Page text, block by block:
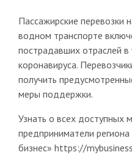
Пассажирские
водном транспорте
пострадавших отраслей в
коронавируса.
получить
меры поддержки.
Узнать о всех доступных
предприниматели
бизнес» https://